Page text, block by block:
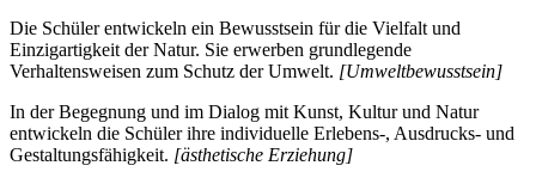
Die Schüler entwickeln ein Bewusstsein für die Vielfalt und
Einzigartigkeit der Natur. Sie erwerben grundlegende
Verhaltensweisen zum Schutz der Umwelt. [Umweltbewusstsein]
In der Begegnung und im Dialog mit Kunst, Kultur und Natur
entwickeln die Schüler ihre individuelle Erlebens-, Ausdrucks- und
Gestaltungsfähigkeit. [ästhetische Erziehung]